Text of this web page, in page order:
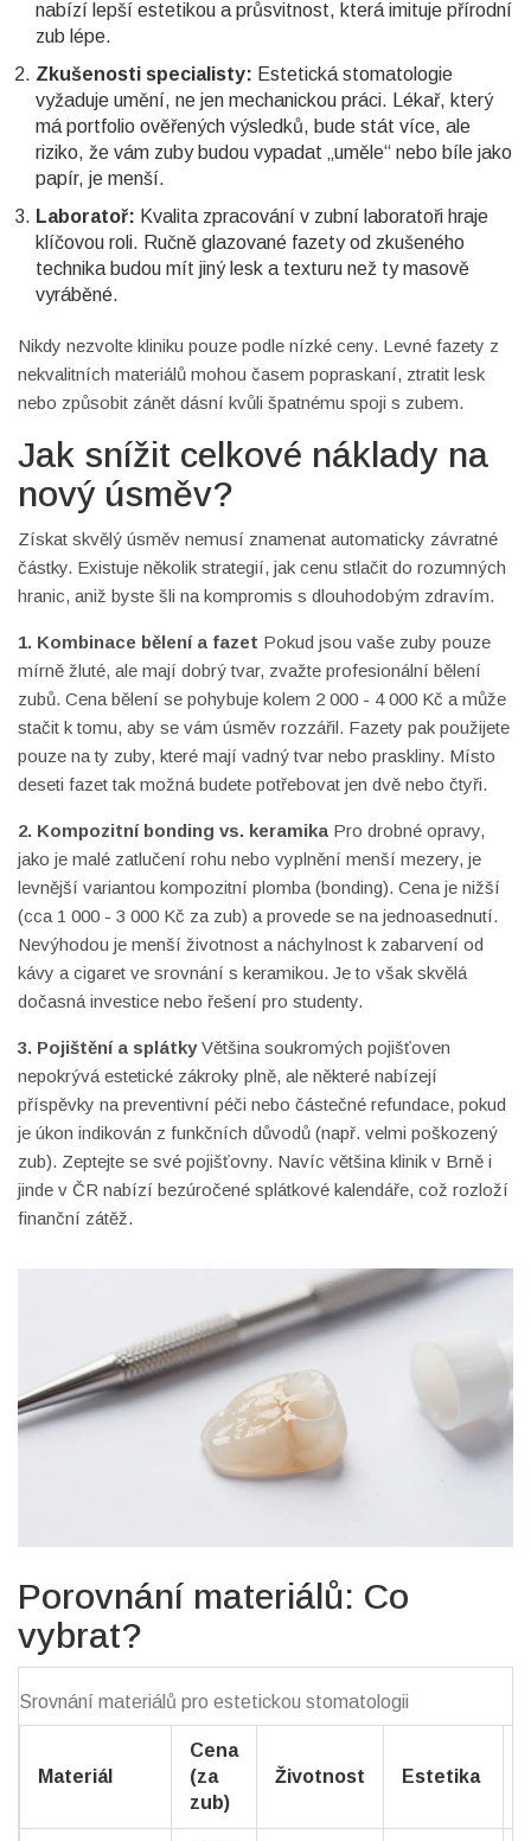
nabízí lepší estetikou a průsvitnost, která imituje přírodní
zub lépe.
Zkušenosti specialisty: Estetická stomatologie
vyžaduje umění, ne jen mechanickou práci. Lékař, který
má portfolio ověřených výsledků, bude stát více, ale
riziko, že vám zuby budou vypadat „uměle“ nebo bíle jako
papír, je menší.
Laboratoř: Kvalita zpracování v zubní laboratoři hraje
klíčovou roli. Ručně glazované fazety od zkušeného
technika budou mít jiný lesk a texturu než ty masově
vyráběné.
Nikdy nezvolte kliniku pouze podle nízké ceny. Levné fazety z
nekvalitních materiálů mohou časem popraskaní, ztratit lesk
nebo způsobit zánět dásní kvůli špatnému spoji s zubem.
Jak snížit celkové náklady na
nový úsměv?
Získat skvělý úsměv nemusí znamenat automaticky závratné
částky. Existuje několik strategií, jak cenu stlačit do rozumných
hranic, aniž byste šli na kompromis s dlouhodobým zdravím.
1. Kombinace bělení a fazet Pokud jsou vaše zuby pouze
mírně žluté, ale mají dobrý tvar, zvažte profesionální bělení
zubů. Cena bělení se pohybuje kolem 2 000 - 4 000 Kč a může
stačit k tomu, aby se vám úsměv rozzářil. Fazety pak použijete
pouze na ty zuby, které mají vadný tvar nebo praskliny. Místo
deseti fazet tak možná budete potřebovat jen dvě nebo čtyři.
2. Kompozitní bonding vs. keramika Pro drobné opravy,
jako je malé zatlučení rohu nebo vyplnění menší mezery, je
levnější variantou kompozitní plomba (bonding). Cena je nižší
(cca 1 000 - 3 000 Kč za zub) a provede se na jednoasednutí.
Nevýhodou je menší životnost a náchylnost k zabarvení od
kávy a cigaret ve srovnání s keramikou. Je to však skvělá
dočasná investice nebo řešení pro studenty.
3. Pojištění a splátkyVětšina soukromých pojišťoven
nepokrývá estetické zákroky plně, ale některé nabízejí
příspěvky na preventivní péči nebo částečné refundace, pokud
je úkon indikován z funkčních důvodů (např. velmi poškozený
zub). Zeptejte se své pojišťovny. Navíc většina klinik v Brně i
jinde v ČR nabízí bezúročené splátkové kalendáře, což rozloží
finanční zátěž.
Porovnání materiálů: Co
vybrat?
Srovnání materiálů pro estetickou stomatologii
Materiál
Cena
(za
zub)
Životnost Estetika